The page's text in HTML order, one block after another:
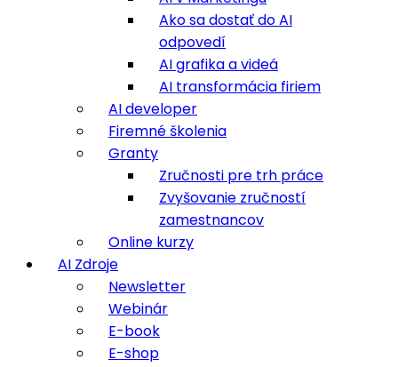
Ako sa dostať do AI
odpovedí
AI grafika a videá
AI transformácia firiem
AI developer
Firemné školenia
Granty
Zručnosti pre trh práce
Zvyšovanie zručností
zamestnancov
Online kurzy
AI Zdroje
Newsletter
Webinár
E-book
E-shop